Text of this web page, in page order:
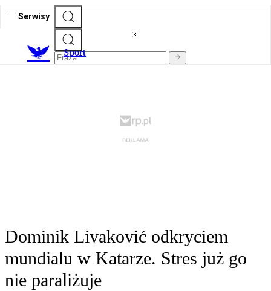
Serwisy
Sport
Dominik Livaković odkryciem
mundialu w Katarze. Stres już go
nie paraliżuje